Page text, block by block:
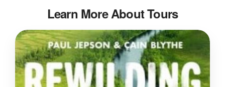
Learn More About Tours